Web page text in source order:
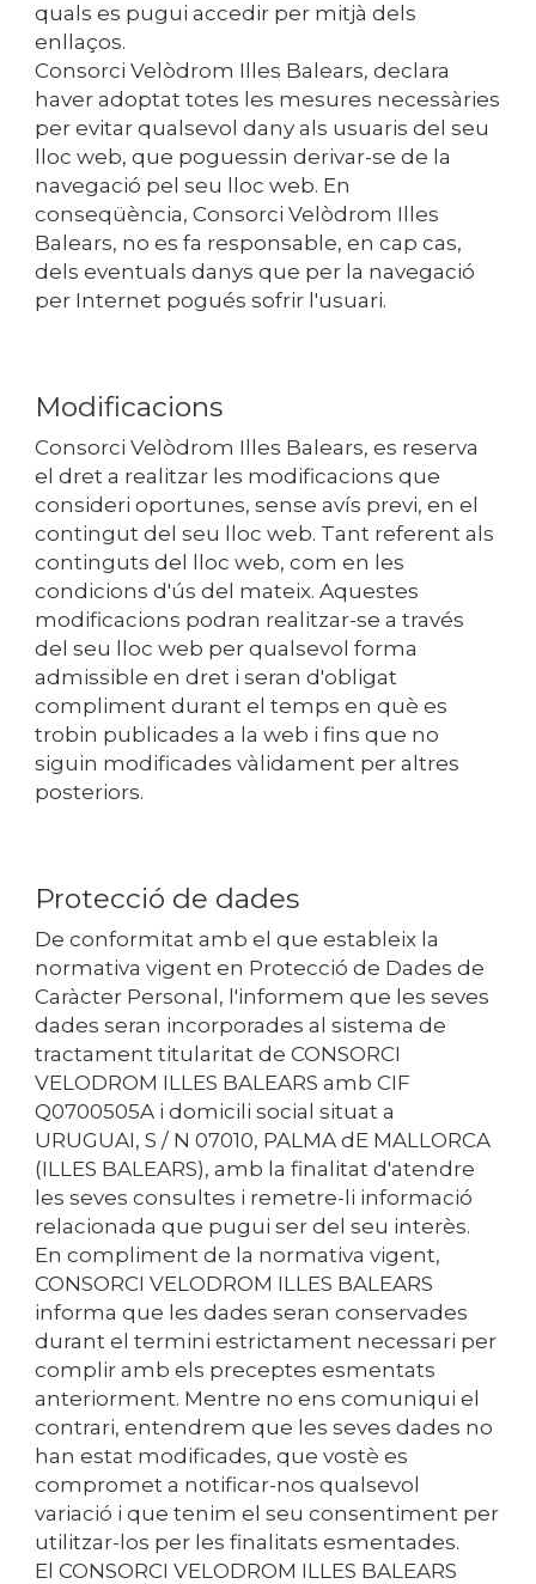
quals es pugui accedir per mitjà dels
enllaços.
Consorci Velòdrom Illes Balears, declara
haver adoptat totes les mesures necessàries
per evitar qualsevol dany als usuaris del seu
lloc web, que poguessin derivar-se de la
navegació pel seu lloc web. En
conseqüència, Consorci Velòdrom Illes
Balears, no es fa responsable, en cap cas,
dels eventuals danys que per la navegació
per Internet pogués sofrir l'usuari.
Modificacions
Consorci Velòdrom Illes Balears, es reserva
el dret a realitzar les modificacions que
consideri oportunes, sense avís previ, en el
contingut del seu lloc web. Tant referent als
continguts del lloc web, com en les
condicions d'ús del mateix. Aquestes
modificacions podran realitzar-se a través
del seu lloc web per qualsevol forma
admissible en dret i seran d'obligat
compliment durant el temps en què es
trobin publicades a la web i fins que no
siguin modificades vàlidament per altres
posteriors.
Protecció de dades
De conformitat amb el que estableix la
normativa vigent en Protecció de Dades de
Caràcter Personal, l'informem que les seves
dades seran incorporades al sistema de
tractament titularitat de CONSORCI
VELODROM ILLES BALEARS amb CIF
Q0700505A i domicili social situat a
URUGUAI, S / N 07010, PALMA dE MALLORCA
(ILLES BALEARS), amb la finalitat d'atendre
les seves consultes i remetre-li informació
relacionada que pugui ser del seu interès.
En compliment de la normativa vigent,
CONSORCI VELODROM ILLES BALEARS
informa que les dades seran conservades
durant el termini estrictament necessari per
complir amb els preceptes esmentats
anteriorment. Mentre no ens comuniqui el
contrari, entendrem que les seves dades no
han estat modificades, que vostè es
compromet a notificar-nos qualsevol
variació i que tenim el seu consentiment per
utilitzar-los per les finalitats esmentades.
El CONSORCI VELODROM ILLES BALEARS